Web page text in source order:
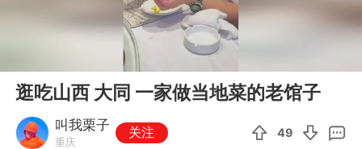
逛吃山西 大同 一家做当地菜的老馆子
叫我栗子
重庆
关注 49